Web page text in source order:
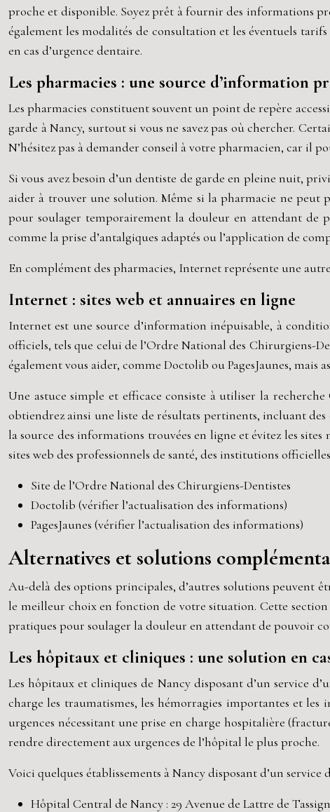
proche et disponible. Soyez prêt à fournir des informations
également les modalités de consultation et les éventuels
en cas d’urgence dentaire.
Les pharmacies : une source d’information
Les pharmacies constituent souvent un point de repère
garde à Nancy, surtout si vous ne savez pas où chercher.
N’hésitez pas à demander conseil à votre pharmacien, car il
Si vous avez besoin d’un dentiste de garde en pleine nuit,
aider à trouver une solution. Même si la pharmacie ne peut
pour soulager temporairement la douleur en attendant de
comme la prise d’antalgiques adaptés ou l’application de
En complément des pharmacies, Internet représente une
Internet : sites web et annuaires en ligne
Internet est une source d’information inépuisable, à
officiels, tels que celui de l’Ordre National des Chirurgiens-
également vous aider, comme Doctolib ou PagesJaunes,
Une astuce simple et efficace consiste à utiliser la
obtiendrez ainsi une liste de résultats pertinents, incluant des
la source des informations trouvées en ligne et évitez les
sites web des professionnels de santé, des institutions
Site de l’Ordre National des Chirurgiens-Dentistes
Doctolib (vérifier l’actualisation des informations)
PagesJaunes (vérifier l’actualisation des informations)
Alternatives et solutions
Au-delà des options principales, d’autres solutions peuvent
le meilleur choix en fonction de votre situation. Cette
pratiques pour soulager la douleur en attendant de pouvoir
Les hôpitaux et cliniques : une solution en
Les hôpitaux et cliniques de Nancy disposant d’un service
charge les traumatismes, les hémorragies importantes et les
urgences nécessitant une prise en charge hospitalière
rendre directement aux urgences de l’hôpital le plus proche.
Voici quelques établissements à Nancy disposant d’un service
Hôpital Central de Nancy : 29 Avenue de Lattre de